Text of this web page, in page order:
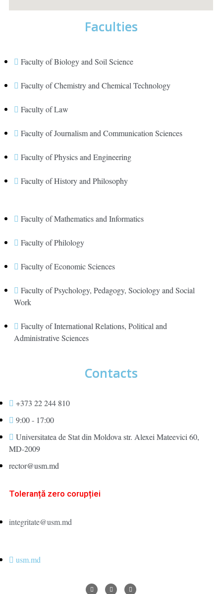
Faculties
Faculty of Biology and Soil Science
Faculty of Chemistry and Chemical Technology
Faculty of Law
Faculty of Journalism and Communication Sciences
Faculty of Physics and Engineering
Faculty of History and Philosophy
Faculty of Mathematics and Informatics
Faculty of Philology
Faculty of Economic Sciences
Faculty of Psychology, Pedagogy, Sociology and Social
Work
Faculty of International Relations, Political and
Administrative Sciences
Contacts
+373 22 244 810
9:00 - 17:00
Universitatea de Stat din Moldova str. Alexei Mateevici 60,
MD-2009
rector@usm.md
Toleranță zero corupției
integritate@usm.md
usm.md